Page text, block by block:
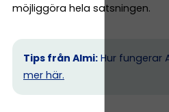
möjliggöra hela satsningen.
Tips från Almi: Hur fungerar
mer här.